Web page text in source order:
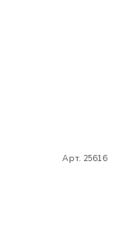
Арт. 25616